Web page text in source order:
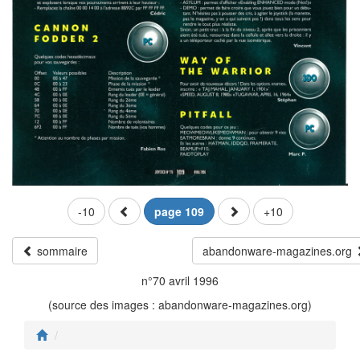
-10 page 109 +10
sommaire
abandonware-magazines.org
n°70 avril 1996
(source des images : abandonware-magazines.org)